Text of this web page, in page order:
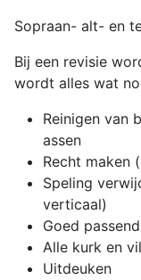
Sopraan- alt- en
Bij een revisie
wordt alles wat
Reinigen van
assen
Recht maken
Speling
verticaal)
Goed
Alle kurk en
Uitdeuken